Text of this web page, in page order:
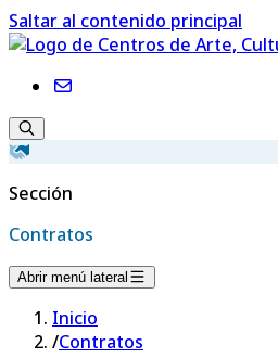
Saltar al contenido principal
Sección
Contratos
Abrir menú lateral
Inicio
/Contratos